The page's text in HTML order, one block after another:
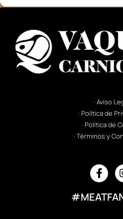
· Aviso
· Política de
· Política de
· Términos y